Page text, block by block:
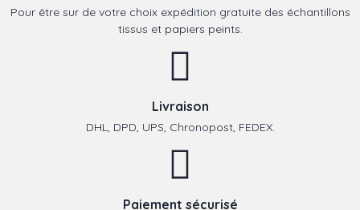
Pour être sur de votre choix expédition gratuite des échantillons
tissus et papiers peints.
Livraison
DHL, DPD, UPS, Chronopost, FEDEX.
Paiement sécurisé